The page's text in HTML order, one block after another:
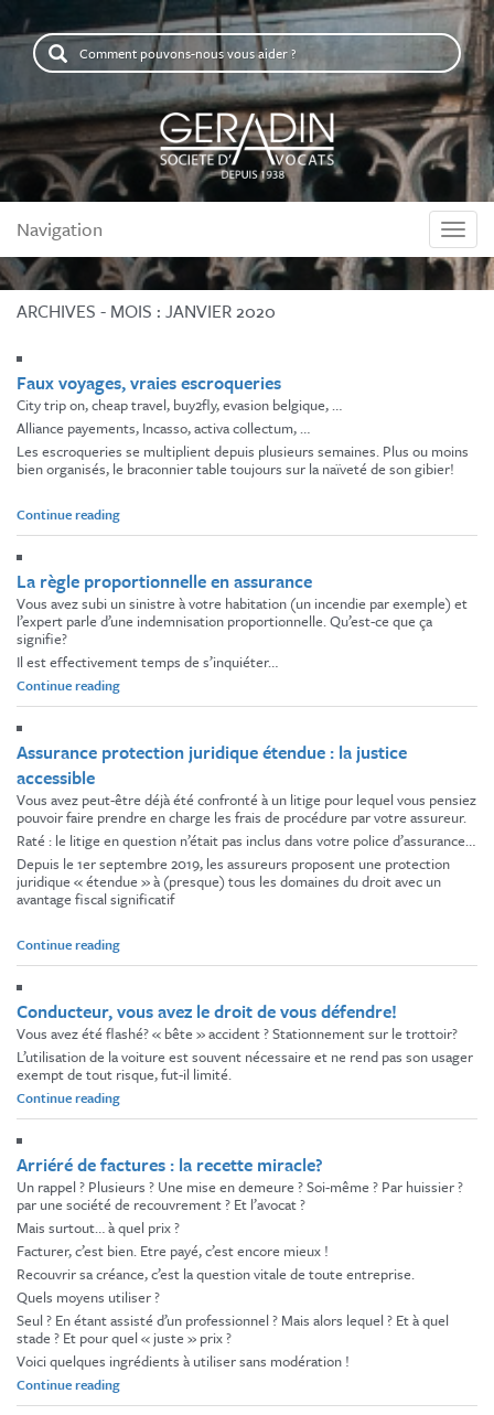
Comment
pouvons-
vous
aider
?
Navigation
ARCHIVES - MOIS : JANVIER 2020
Faux voyages, vraies escroqueries
City trip on, cheap travel, buy2fly, evasion belgique, …
Alliance payements, Incasso, activa collectum, …
Les escroqueries se multiplient depuis plusieurs semaines. Plus ou moins
bien organisés, le braconnier table toujours sur la naïveté de son gibier!
Continue reading« Faux
voyages,
La règle proportionnelle en assurance
Vous avez subi un sinistre à votre habitation (un incendie par exemple) et
l’expert parle d’une indemnisation proportionnelle. Qu’est-ce que ça
signifie?
Il est effectivement temps de s’inquiéter…
Continue reading« La
règle
assurance »
Assurance protection juridique étendue : la justice
accessible
Vous avez peut-être déjà été confronté à un litige pour lequel vous pensiez
pouvoir faire prendre en charge les frais de procédure par votre assureur.
Raté : le litige en question n’était pas inclus dans votre police d’assurance…
Depuis le 1er septembre 2019, les assureurs proposent une protection
juridique « étendue » à (presque) tous les domaines du droit avec un
avantage fiscal significatif
Continue reading« Assurance
protection
:
la
justice
accessible »
Conducteur, vous avez le droit de vous défendre!
Vous avez été flashé? « bête » accident ? Stationnement sur le trottoir?
L’utilisation de la voiture est souvent nécessaire et ne rend pas son usager
exempt de tout risque, fut-il limité.
Continue reading« Conducteur,
vous
droit
de
vous
défendre! »
Arriéré de factures : la recette miracle?
Un rappel ? Plusieurs ? Une mise en demeure ? Soi-même ? Par huissier ?
par une société de recouvrement ? Et l’avocat ?
Mais surtout… à quel prix ?
Facturer, c’est bien. Etre payé, c’est encore mieux !
Recouvrir sa créance, c’est la question vitale de toute entreprise.
Quels moyens utiliser ?
Seul ? En étant assisté d’un professionnel ? Mais alors lequel ? Et à quel
stade ? Et pour quel « juste » prix ?
Voici quelques ingrédients à utiliser sans modération !
Continue reading« Arriéré
de